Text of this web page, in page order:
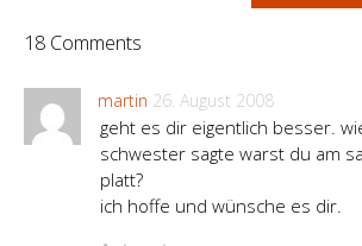
18 Comments
martin 26. August 2008
geht es dir eigentlich besser.
schwester sagte warst du am
platt?
ich hoffe und wünsche es dir.